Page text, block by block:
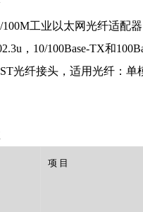
100M工业以太网光纤适配
，10/100Base-TX和
光纤接头，适用光纤：单
项 目